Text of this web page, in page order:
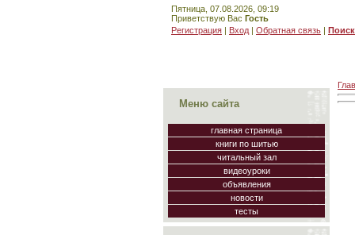
Пятница, 07.08.2026, 09:19
Приветствую Вас Гость
Регистрация | Вход | Обратная связь |
Меню сайта
главная страница
книги по шитью
читальный зал
видеоуроки
объявления
новости
тесты